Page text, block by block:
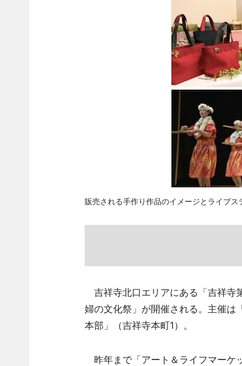
販売される手作り作品のイメージとライブス
吉祥寺北口エリアにある「吉祥寺
婦の文化祭」が開催される。主催は
本部」（吉祥寺本町1）。
昨年まで「アート＆ライフマーケ